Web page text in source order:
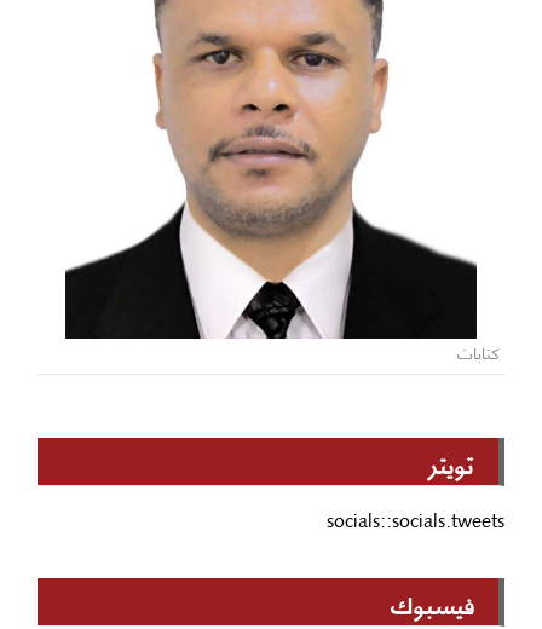
كتابات
تويتر
socials::socials.tweets
فيسبوك